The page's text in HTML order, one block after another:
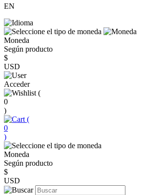
EN
Moneda
Según producto
$
USD
Acceder
(
0
)
(
0
)
Moneda
Según producto
$
USD